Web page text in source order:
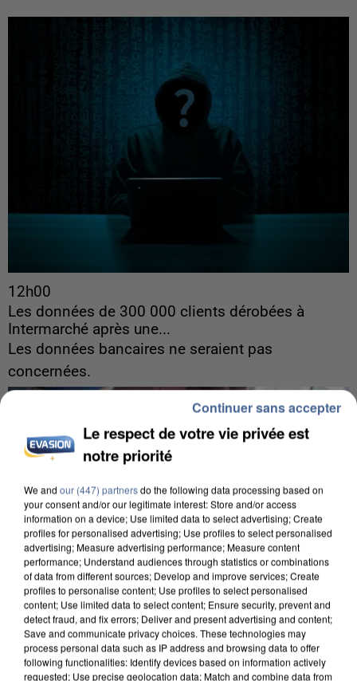
12h00
Les données de 300 000 clients dérobées à
Intermarché après une...
Les données bancaires ne seraient pas
concernées.
8h00
Le respect de votre vie privée est
notre priorité
We and our (447) partnersdo the following data processing based on
your consent and/or our legitimate interest: Store and/or access
information on a device; Use limited data to select advertising; Create
profiles for personalised advertising; Use profiles to select personalised
advertising; Measure advertising performance; Measure content
performance; Understand audiences through statistics or combinations
of data from different sources; Develop and improve services; Create
profiles to personalise content; Use profiles to select personalised
content; Use limited data to select content; Ensure security, prevent and
detect fraud, and fix errors; Deliver and present advertising and content;
Save and communicate privacy choices. These technologies may
process personal data such as IP address and browsing data to offer
following functionalities: Identify devices based on information actively
requested; Use precise geolocation data; Match and combine data from
Continuer sans accepter